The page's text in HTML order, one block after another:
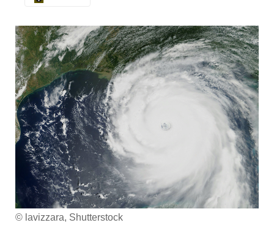
© lavizzara, Shutterstock